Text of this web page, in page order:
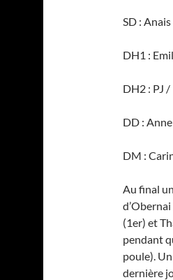
SD :
DH1 :
DH2 : PJ
DD :
DM :
Au final
(1er) et
pendant
poule).
dernière